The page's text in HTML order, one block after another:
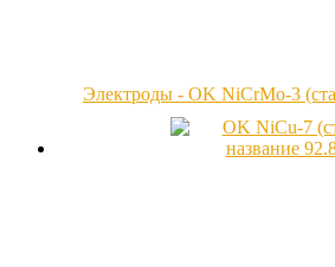
Электроды - OK NiCrMo-3